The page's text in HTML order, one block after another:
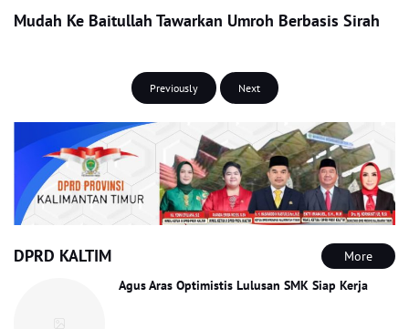
DPRD KALTIM
More
Agus Aras Optimistis Lulusan SMK Siap Kerja
Mudah Ke Baitullah Tawarkan Umroh Berbasis Sirah
Previously Next